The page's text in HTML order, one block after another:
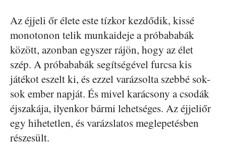
Az éjjeli őr élete este tízkor kezdődik, kissé
monotonon telik munkaideje a próbababák
között, azonban egyszer rájön, hogy az élet
szép. A próbababák segítségével furcsa kis
játékot eszelt ki, és ezzel varázsolta szebbé sok-
sok ember napját. És mivel karácsony a csodák
éjszakája, ilyenkor bármi lehetséges. Az éjjeliőr
egy hihetetlen, és varázslatos meglepetésben
részesült.